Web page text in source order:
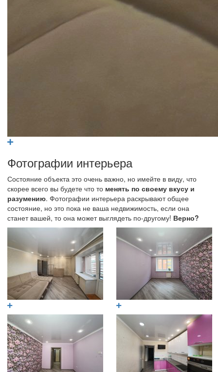
Фотографии интерьера
Состояние объекта это очень важно, но имейте в виду, что
скорее всего вы будете что то менять по своему вкусу и
разумению. Фотографии интерьера раскрывают общее
состояние, но это пока не ваша недвижимость, если она
станет вашей, то она может выглядеть по-другому! Верно?